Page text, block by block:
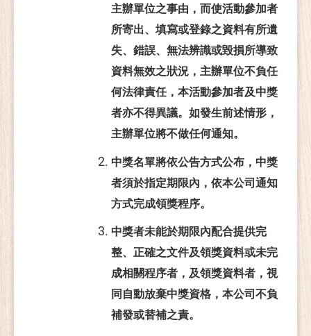
主辦單位之事由，而使活動參加者
所寄出、填寫或登錄之資料有所遺
失、錯誤、無法辨識或毀損所導致
資料無效之狀況，主辦單位不負任
何法律責任，本活動參加者及中獎
者亦不得異議。如發生前述情形，
主辦單位將不做任何通知。
中獎名單將依公告方式公布，中獎
者須於指定期限內，依本公司通知
方式完成領獎程序。
中獎者未能於期限內配合提供完
整、正確之文件及領獎資料或未完
成相關程序者，及領獎資料者，視
同自動放棄中獎資格，本公司不負
補發或替補之責。